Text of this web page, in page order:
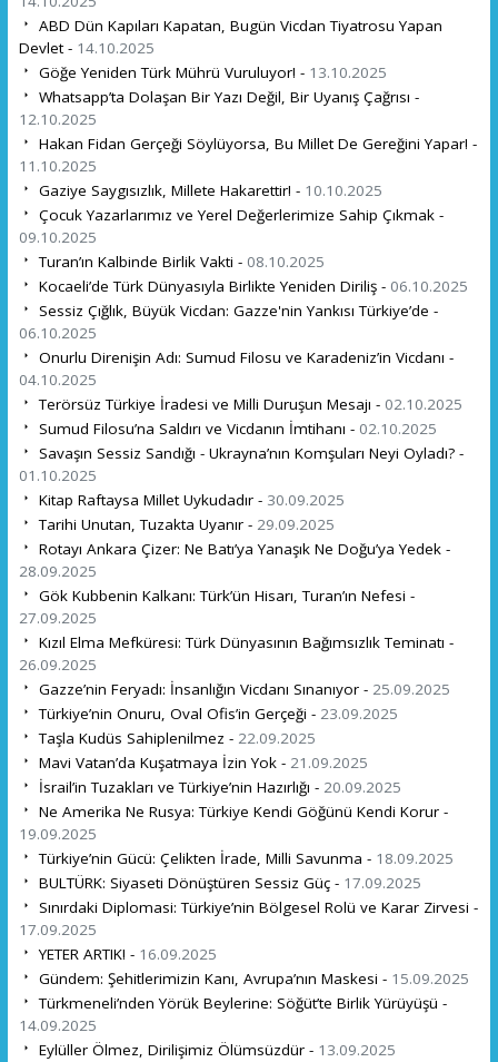
ABD Dün Kapıları Kapatan, Bugün Vicdan Tiyatrosu Yapan
Devlet - 14.10.2025
Göğe Yeniden Türk Mührü Vuruluyor! - 13.10.2025
Whatsapp’ta Dolaşan Bir Yazı Değil, Bir Uyanış Çağrısı -
12.10.2025
Hakan Fidan Gerçeği Söylüyorsa, Bu Millet De Gereğini Yapar! -
11.10.2025
Gaziye Saygısızlık, Millete Hakarettir! - 10.10.2025
Çocuk Yazarlarımız ve Yerel Değerlerimize Sahip Çıkmak -
09.10.2025
Turan’ın Kalbinde Birlik Vakti - 08.10.2025
Kocaeli’de Türk Dünyasıyla Birlikte Yeniden Diriliş - 06.10.2025
Sessiz Çığlık, Büyük Vicdan: Gazze'nin Yankısı Türkiye’de -
06.10.2025
Onurlu Direnişin Adı: Sumud Filosu ve Karadeniz’in Vicdanı -
04.10.2025
Terörsüz Türkiye İradesi ve Milli Duruşun Mesajı - 02.10.2025
Sumud Filosu’na Saldırı ve Vicdanın İmtihanı - 02.10.2025
Savaşın Sessiz Sandığı - Ukrayna’nın Komşuları Neyi Oyladı? -
01.10.2025
Kitap Raftaysa Millet Uykudadır - 30.09.2025
Tarihi Unutan, Tuzakta Uyanır - 29.09.2025
Rotayı Ankara Çizer: Ne Batı’ya Yanaşık Ne Doğu’ya Yedek -
28.09.2025
Gök Kubbenin Kalkanı: Türk’ün Hisarı, Turan’ın Nefesi -
27.09.2025
Kızıl Elma Mefküresi: Türk Dünyasının Bağımsızlık Teminatı -
26.09.2025
Gazze’nin Feryadı: İnsanlığın Vicdanı Sınanıyor - 25.09.2025
Türkiye’nin Onuru, Oval Ofis’in Gerçeği - 23.09.2025
Taşla Kudüs Sahiplenilmez - 22.09.2025
Mavi Vatan’da Kuşatmaya İzin Yok - 21.09.2025
İsrail’in Tuzakları ve Türkiye’nin Hazırlığı - 20.09.2025
Ne Amerika Ne Rusya: Türkiye Kendi Göğünü Kendi Korur -
19.09.2025
Türkiye’nin Gücü: Çelikten İrade, Milli Savunma - 18.09.2025
BULTÜRK: Siyaseti Dönüştüren Sessiz Güç - 17.09.2025
Sınırdaki Diplomasi: Türkiye’nin Bölgesel Rolü ve Karar Zirvesi -
17.09.2025
YETER ARTIK! - 16.09.2025
Gündem: Şehitlerimizin Kanı, Avrupa’nın Maskesi - 15.09.2025
Türkmeneli’nden Yörük Beylerine: Söğüt’te Birlik Yürüyüşü -
14.09.2025
Eylüller Ölmez, Dirilişimiz Ölümsüzdür - 13.09.2025